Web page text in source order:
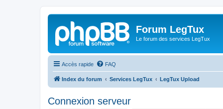
Forum LegTux
Le forum des services LegTux
Accès rapide FAQ
Index du forum Services LegTux LegTux Upload
Connexion serveur